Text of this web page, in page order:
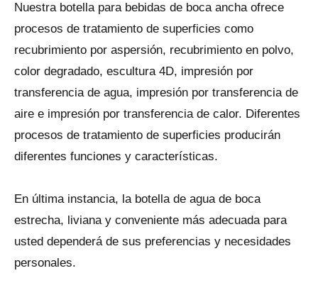
Nuestra botella para bebidas de boca ancha ofrece
procesos de tratamiento de superficies como
recubrimiento por aspersión, recubrimiento en polvo,
color degradado, escultura 4D, impresión por
transferencia de agua, impresión por transferencia de
aire e impresión por transferencia de calor. Diferentes
procesos de tratamiento de superficies producirán
diferentes funciones y características.
En última instancia, la botella de agua de boca
estrecha, liviana y conveniente más adecuada para
usted dependerá de sus preferencias y necesidades
personales.